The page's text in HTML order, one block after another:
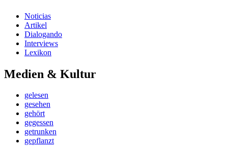
Noticias
Artikel
Dialogando
Interviews
Lexikon
Medien & Kultur
gelesen
gesehen
gehört
gegessen
getrunken
gepflanzt